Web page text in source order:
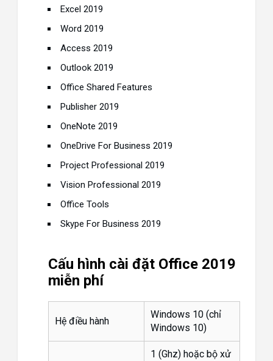
Excel 2019
Word 2019
Access 2019
Outlook 2019
Office Shared Features
Publisher 2019
OneNote 2019
OneDrive For Business 2019
Project Professional 2019
Vision Professional 2019
Office Tools
Skype For Business 2019
Cấu hình cài đặt Office 2019
miễn phí
Hệ điều hành
Windows 10 (chỉ
Windows 10)
1 (Ghz) ​​hoặc bộ xử